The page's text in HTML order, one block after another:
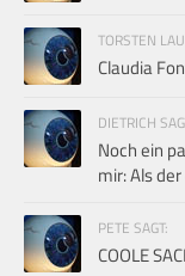
TORSTEN
Claudia
DIETRICH
Noch ein
mir: Als
PETE SAGT:
COOLE